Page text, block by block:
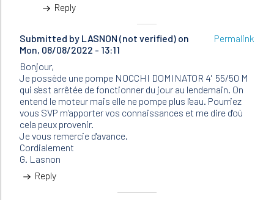
Reply
Submitted by LASNON (not verified) on
Mon, 08/08/2022 - 13:11
Permalink
Bonjour,
Je possède une pompe NOCCHI DOMINATOR 4' 55/50 M
qui s'est arrêtée de fonctionner du jour au lendemain. On
entend le moteur mais elle ne pompe plus l'eau. Pourriez
vous SVP m'apporter vos connaissances et me dire d'où
cela peux provenir.
Je vous remercie d'avance.
Cordialement
G. Lasnon
Reply